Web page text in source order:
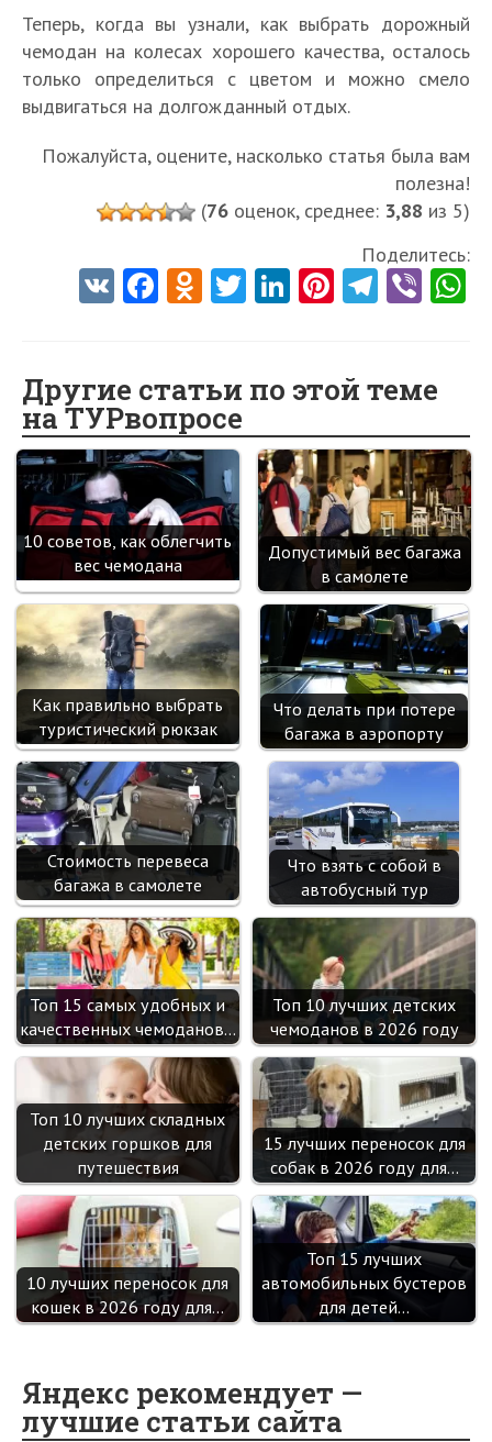
Теперь, когда вы узнали, как выбрать дорожный
чемодан на колесах хорошего качества, осталось
только определиться с цветом и можно смело
выдвигаться на долгожданный отдых.
Пожалуйста, оцените, насколько статья была вам
полезна!
(76 оценок, среднее: 3,88 из 5)
Поделитесь:
V Fa
o
o
k
O
o
kl
as
sn
ik
i
T
er
Li
dI
n
Pi
es
t
Te
a
m
Vi
Другие статьи по этой теме
на ТУРвопросе
10 советов, как облегчить
вес чемодана
Допустимый вес багажа
в самолете
Как правильно выбрать
туристический рюкзак
Что делать при потере
багажа в аэропорту
Стоимость перевеса
багажа в самолете
Что взять с собой в
автобусный тур
Топ 15 самых удобных и
качественных чемоданов…
Топ 10 лучших детских
чемоданов в 2026 году
Топ 10 лучших складных
детских горшков для
путешествия
15 лучших переносок для
собак в 2026 году для…
10 лучших переносок для
кошек в 2026 году для…
Топ 15 лучших
автомобильных бустеров
для детей…
Яндекс рекомендует —
лучшие статьи сайта